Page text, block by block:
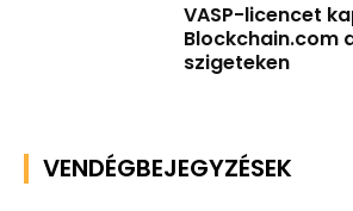
VASP-licencet
Blockchain.com
szigeteken
VENDÉGBEJEGYZÉSEK